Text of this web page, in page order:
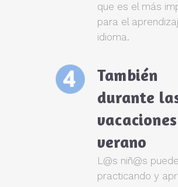
que es el más
para el
idioma.
También
durante
verano
L@s niñ@s
practicando y